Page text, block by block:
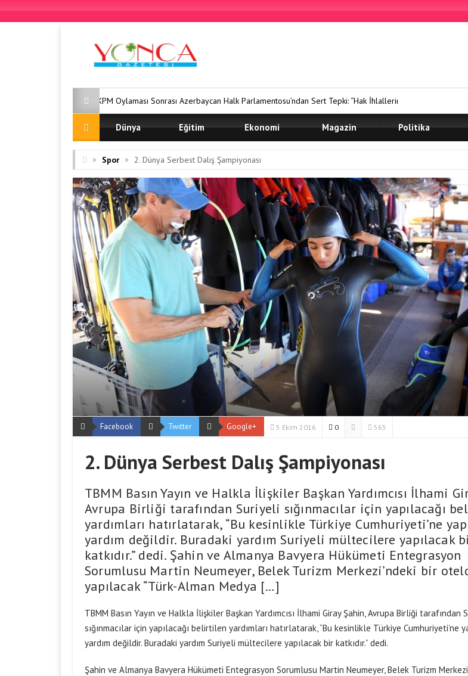
AKPM Oylaması Sonrası Azerbaycan Halk Parlamentosu’ndan Sert Tepki: “Hak İhlallerine Göz Yumanları Kınıyoruz”
Dünya Eğitim Ekonomi Magazin Politika
» Spor » 2. Dünya Serbest Dalış Şampiyonası
Facebook Twitter Google+ 5 Ekim 2016 0 565
2. Dünya Serbest Dalış Şampiyonası
TBMM Basın Yayın ve Halkla İlişkiler Başkan Yardımcısı İlhami
Avrupa Birliği tarafından Suriyeli sığınmacılar için yapılacağı
yardımları hatırlatarak, “Bu kesinlikle Türkiye Cumhuriyeti’ne
yardım değildir. Buradaki yardım Suriyeli mültecilere yapılacak
katkıdır.” dedi. Şahin ve Almanya Bavyera Hükümeti Entegrasyon
Sorumlusu Martin Neumeyer, Belek Turizm Merkezi’ndeki bir
yapılacak “Türk-Alman Medya […]
TBMM Basın Yayın ve Halkla İlişkiler Başkan Yardımcısı İlhami Giray Şahin, Avrupa Birliği tarafından
sığınmacılar için yapılacağı belirtilen yardımları hatırlatarak, “Bu kesinlikle Türkiye Cumhuriyeti’ne
yardım değildir. Buradaki yardım Suriyeli mültecilere yapılacak bir katkıdır.” dedi.
Şahin ve Almanya Bavyera Hükümeti Entegrasyon Sorumlusu Martin Neumeyer, Belek Turizm